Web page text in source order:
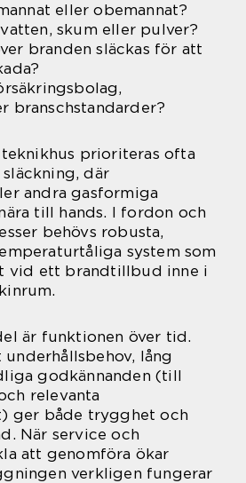
eller obemannat?
skum eller pulver?
branden släckas för att
branschstandarder?
prioriteras ofta
släckning, där
andra gasformiga
till hands. I fordon och
behövs robusta,
system som
vid ett brandtillbud inne i
är funktionen över tid.
lång
godkännanden (till
relevanta
ger både trygghet och
När service och
att genomföra ökar
verkligen fungerar